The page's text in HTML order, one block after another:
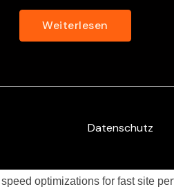
0
Weiterlesen
Datenschutz